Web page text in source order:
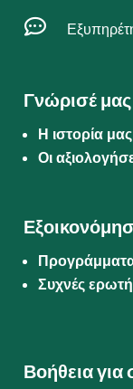

Γνώρισέ μας
Η ιστορία μας
Οι
Συχνές
Βοήθεια για